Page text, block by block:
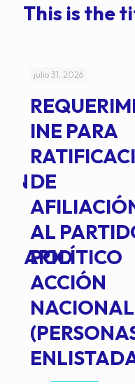
This is the
julio 31, 2026
INE PARA
DE
AL
POLÍTICO
ACCIÓN
NACIONAL